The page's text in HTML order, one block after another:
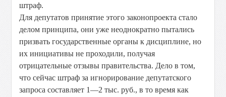
штраф.
Для депутатов принятие этого законопроекта стало
делом принципа, они уже неоднократно пытались
призвать государст­венные органы к дисциплине, но
их инициативы не проходили, получая
отрицательные отзывы правительства. Дело в том,
что сейчас штраф за игнорирование депутатского
запроса составляет 1—2 тыс. руб., в то время как